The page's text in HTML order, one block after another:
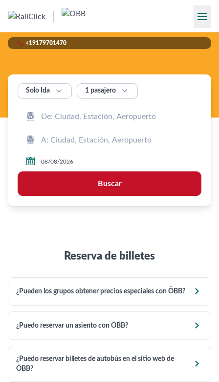
 +19179701470
Solo Ida  1 pasajero 



Buscar
Reserva de billetes
¿Pueden los grupos obtener precios especiales con ÖBB? 
¿Puedo reservar un asiento con ÖBB? 
¿Puedo reservar billetes de autobús en el sitio web de
ÖBB?
